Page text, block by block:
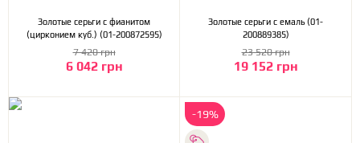
Золотые серьги с фианитом
(цирконием куб.) (01-200872595)
6 042 грн
7 420 грн
Золотые серьги с емаль (01-
200889385)
19 152 грн
23 520 грн
-19%